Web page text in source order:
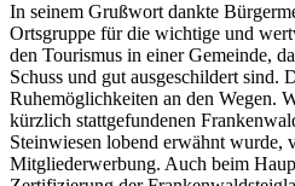
In seinem Grußwort dankte
Ortsgruppe für die wichtige und
den Tourismus in einer Gemeinde,
Schuss und gut ausgeschildert sind.
Ruhemöglichkeiten an den Wegen.
kürzlich stattgefundenen
Steinwiesen lobend erwähnt wurde,
Mitgliederwerbung. Auch beim